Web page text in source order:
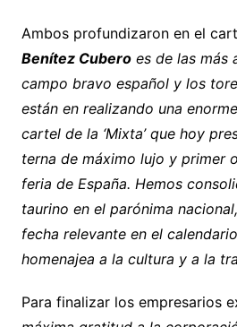
Ambos profundizaron en el
Benítez Cuberoes de las más
campo bravo español y los
están en realizando una
cartel de la ‘Mixta’ que hoy
terna de máximo lujo y primer
feria de España. Hemos
taurino en el parónima
fecha relevante en el
homenajea a la cultura y a la
Para finalizar los empresarios